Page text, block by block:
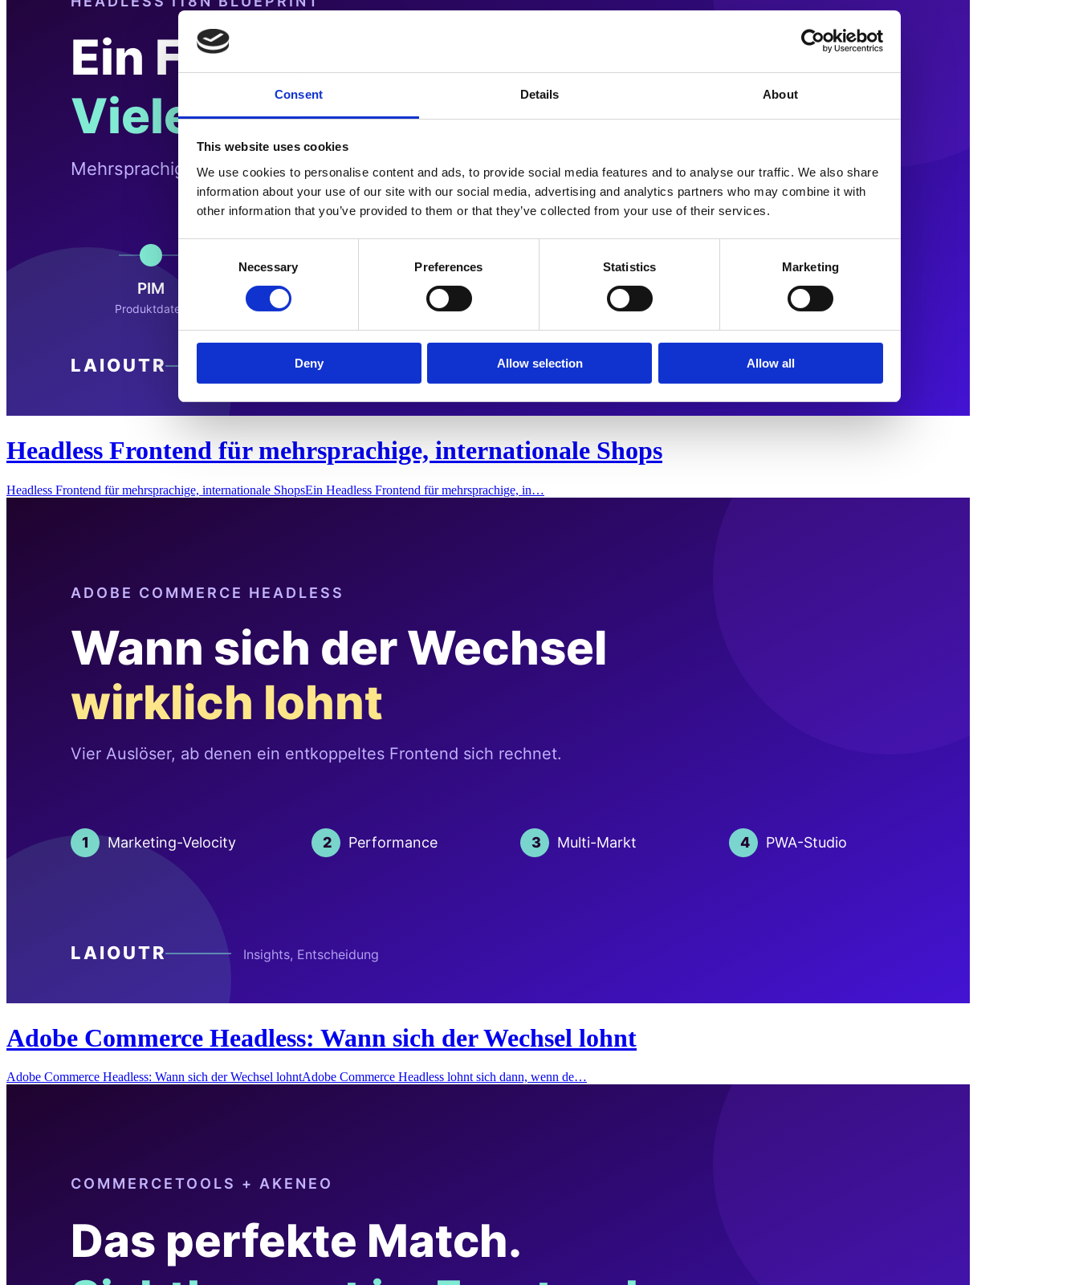
Consent Details About
This website uses cookies
We use cookies to personalise content and ads, to provide social media features and to analyse our traffic. We also share
information about your use of our site with our social media, advertising and analytics partners who may combine it with
other information that you’ve provided to them or that they’ve collected from your use of their services.
Necessary Preferences Statistics Marketing
Deny Allow selection Allow all
Headless Frontend für mehrsprachige, internationale Shops
Headless Frontend für mehrsprachige, internationale ShopsEin Headless Frontend für mehrsprachige, in…
Adobe Commerce Headless: Wann sich der Wechsel lohnt
Adobe Commerce Headless: Wann sich der Wechsel lohntAdobe Commerce Headless lohnt sich dann, wenn de…